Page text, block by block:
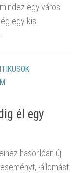
egy város
egy kis
él egy
hasonlóan új
-állomást